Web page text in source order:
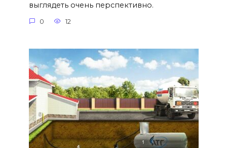
выглядеть очень перспективно.
0 12